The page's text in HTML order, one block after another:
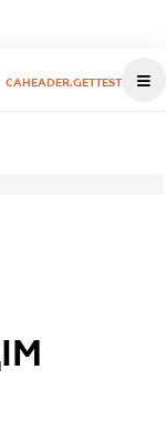
CAHEADER.GETTEST